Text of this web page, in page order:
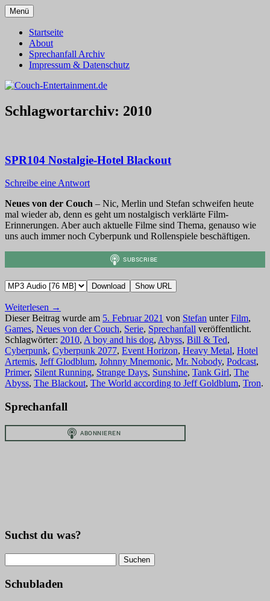
Zum
Inhalt
springen
Couch-Entertainment.de
Menü
Startseite
About
Sprechanfall Archiv
Impressum & Datenschutz
Schlagwortarchiv: 2010
SPR104 Nostalgie-Hotel Blackout
Schreibe eine Antwort
Neues von der Couch – Nic, Merlin und Stefan schweifen heute
mal wieder ab, denn es geht um nostalgisch verklärte Film-
Erinnerungen. Aber auch aktuelle Filme sind Thema, genauso wie
uns auch immer noch Cyberpunk und Rollenspiele beschäftigen.
Download Show URL
Weiterlesen →
Dieser Beitrag wurde am 5. Februar 2021 von Stefan unterFilm,
Games, Neues von der Couch, Serie, Sprechanfall veröffentlicht.
Schlagwörter: 2010, A boy and his dog, Abyss, Bill & Ted,
Cyberpunk, Cyberpunk 2077, Event Horizon, Heavy Metal, Hotel
Artemis, Jeff Glodblum, Johnny Mnemonic, Mr. Nobody, Podcast,
Primer, Silent Running, Strange Days, Sunshine, Tank Girl, The
Abyss, The Blackout, The World according to Jeff Goldblum, Tron.
Sprechanfall
Suchst du was?
nach:
Schubladen